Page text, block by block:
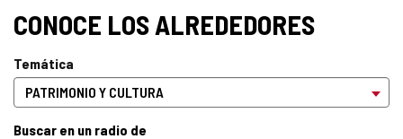
CONOCE LOS ALREDEDORES
Temática
Buscar en un radio de